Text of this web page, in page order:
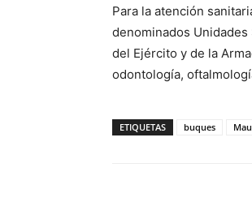
Para la atención
denominados
del Ejército y de la
odontología,
ETIQUETAS buques